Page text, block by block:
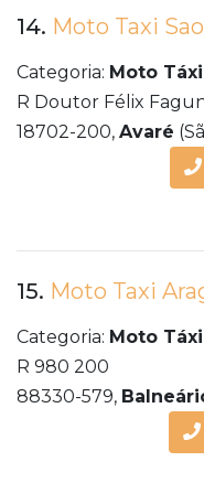
14. Moto Taxi
Categoria: Moto Táxi
R Doutor Félix
18702-200, Avaré
15. Moto Taxi
Categoria: Moto Táxi
R 980 200
88330-579,